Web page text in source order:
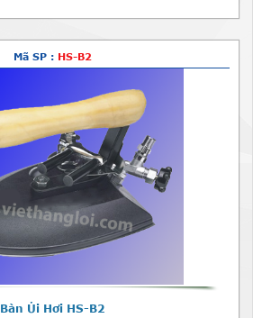
Mã SP : HS-B2
Bàn Ủi Hơi HS-B2